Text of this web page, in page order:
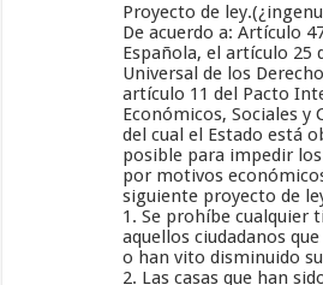
Proyecto de
De acuerdo a: Artículo
Española, el artículo 25
Universal de los
artículo 11 del Pacto
Económicos, Sociales y
del cual el Estado está
posible para impedir
por motivos
siguiente proyecto de
1. Se prohíbe cualquier
aquellos ciudadanos
o han vito disminuido
2. Las casas que han